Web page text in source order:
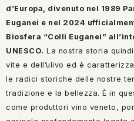
d’Europa, divenuto nel 1989
Euganei e nel 2024
Biosfera “Colli Euganei”
UNESCO. La nostra storia
vite e dell’ulivo ed è
le radici storiche delle nostre
tradizione e la bellezza. È in
come produttori vino veneto,